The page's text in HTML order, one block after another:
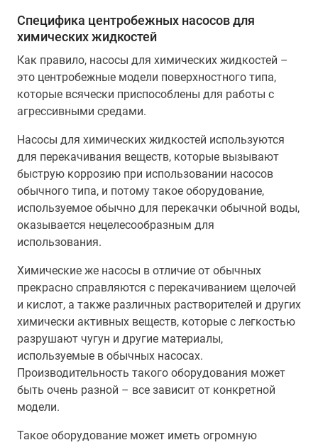
Специфика центробежных насосов для
химических жидкостей
Как правило, насосы для химических жидкостей –
это центробежные модели поверхностного типа,
которые всячески приспособлены для работы с
агрессивными средами.
Насосы для химических жидкостей используются
для перекачивания веществ, которые вызывают
быструю коррозию при использовании насосов
обычного типа, и потому такое оборудование,
используемое обычно для перекачки обычной воды,
оказывается нецелесообразным для
использования.
Химические же насосы в отличие от обычных
прекрасно справляются с перекачиванием щелочей
и кислот, а также различных растворителей и других
химически активных веществ, которые с легкостью
разрушают чугун и другие материалы,
используемые в обычных насосах.
Производительность такого оборудования может
быть очень разной – все зависит от конкретной
модели.
Такое оборудование может иметь огромную